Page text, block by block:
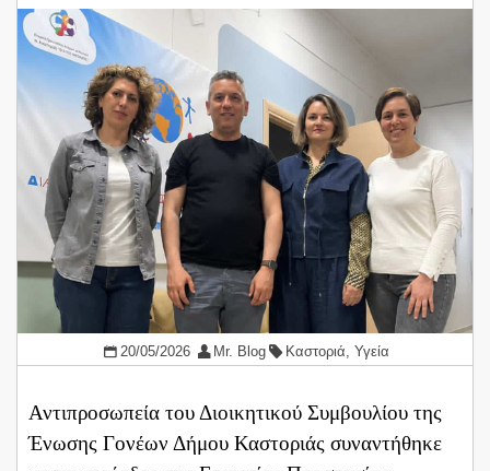
20/05/2026 Mr. Blog Καστοριά,Υγεία
Αντιπροσωπεία του Διοικητικού Συμβουλίου της
Ένωσης Γονέων Δήμου Καστοριάς συναντήθηκε